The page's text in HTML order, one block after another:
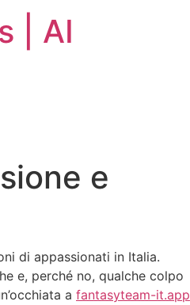
| AI
e
di appassionati in Italia.
e, perché no, qualche colpo
a fantasyteam-it.app